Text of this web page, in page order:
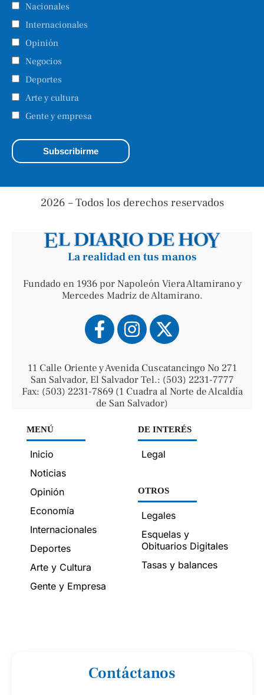
Nacionales
Internacionales
Opinión
Negocios
Deportes
Arte y cultura
Gente y empresa
2026 – Todos los derechos reservados
La realidad en tus manos
Fundado en 1936 por Napoleón Viera Altamirano y
Mercedes Madriz de Altamirano.
11 Calle Oriente y Avenida Cuscatancingo No 271
San Salvador, El Salvador Tel.: (503) 2231-7777
Fax: (503) 2231-7869 (1 Cuadra al Norte de Alcaldía
de San Salvador)
MENÚ
Inicio
Noticias
Opinión
Economía
Internacionales
Deportes
Arte y Cultura
Gente y Empresa
DE INTERÉS
Legal
OTROS
Legales
Esquelas y
Obituarios Digitales
Tasas y balances
Contáctanos